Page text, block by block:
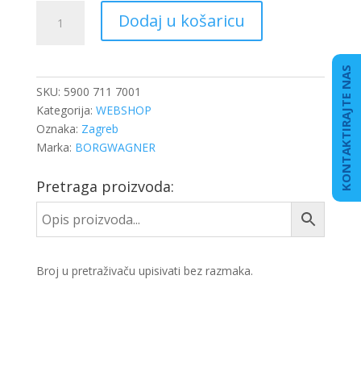
količina
Dodaj u košaricu
SKU: 5900 711 7001
Kategorija: WEBSHOP
Oznaka: Zagreb
Marka: BORGWAGNER
Pretraga proizvoda:
Broj u pretraživaču upisivati bez razmaka.
KONTAKTIRAJTE NAS